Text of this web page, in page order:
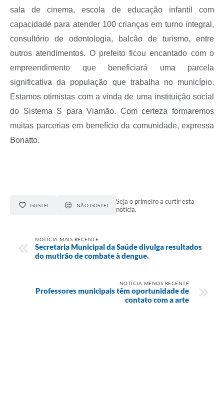
sala de cinema, escola de educação infantil com
capacidade para atender 100 crianças em turno integral,
consultório de odontologia, balcão de turismo, entre
outros atendimentos. O prefeito ficou encantado com o
empreendimento que beneficiará uma parcela
significativa da população que trabalha no município.
Estamos otimistas com a vinda de uma instituição social
do Sistema S para Viamão. Com certeza formaremos
muitas parcerias em benefício da comunidade, expressa
Bonatto.
GOSTEI NÃO GOSTEI
Seja o primeiro a curtir esta
notícia.
NOTÍCIA MAIS RECENTE
Secretaria Municipal da Saúde divulga resultados
do mutirão de combate à dengue.
NOTÍCIA MENOS RECENTE
Professores municipais têm oportunidade de
contato com a arte